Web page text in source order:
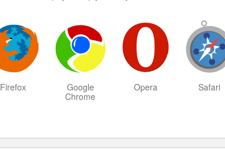
Firefox
Google
Chrome
Opera Safari